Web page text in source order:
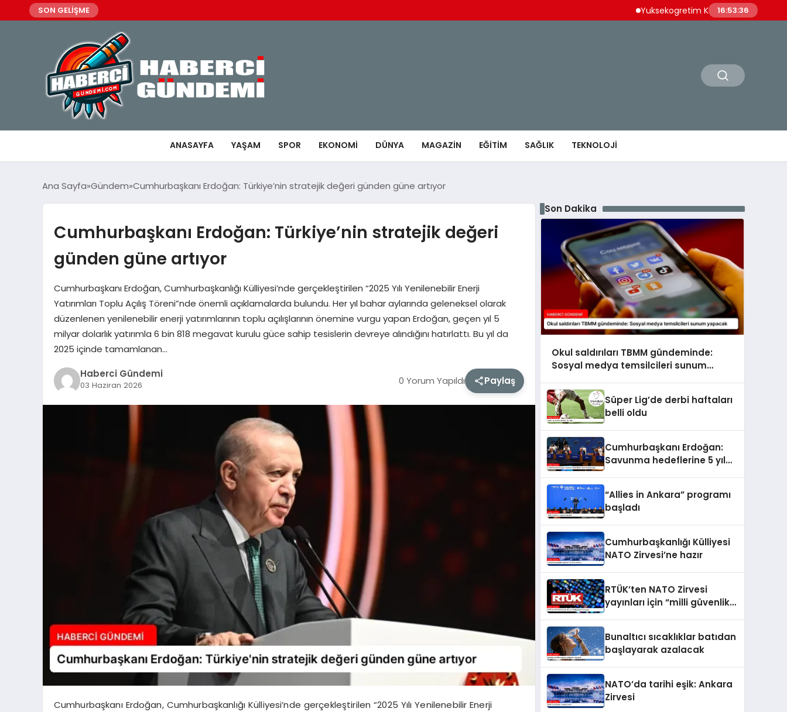
SON GELİŞME Yuksekogretim Kurulundan Dijital
16:53:37
ANASAYFA YAŞAM SPOR EKONOMI DÜNYA MAGAZIN EĞITIM SAĞLIK TEKNOLOJI
Ana Sayfa Gündem Cumhurbaşkanı Erdoğan: Türkiye’nin stratejik değeri günden güne artıyor
Cumhurbaşkanı Erdoğan: Türkiye’nin stratejik değeri
günden güne artıyor
Cumhurbaşkanı Erdoğan, Cumhurbaşkanlığı Külliyesi’nde gerçekleştirilen “2025 Yılı Yenilenebilir Enerji
Yatırımları Toplu Açılış Töreni”nde önemli açıklamalarda bulundu. Her yıl bahar aylarında geleneksel olarak
düzenlenen yenilenebilir enerji yatırımlarının toplu açılışlarının önemine vurgu yapan Erdoğan, geçen yıl 5
milyar dolarlık yatırımla 6 bin 818 megavat kurulu güce sahip tesislerin devreye alındığını hatırlattı. Bu yıl da
2025 içinde tamamlanan…
Haberci Gündemi
03 Haziran 2026 0 Yorum Yapıldı Paylaş
Cumhurbaşkanı Erdoğan, Cumhurbaşkanlığı Külliyesi’nde gerçekleştirilen “2025 Yılı Yenilenebilir Enerji
Son Dakika
Okul saldırıları TBMM gündeminde:
Sosyal medya temsilcileri sunum
Süper Lig’de derbi haftaları
belli oldu
Cumhurbaşkanı Erdoğan:
Savunma hedeflerine 5 yıl
“Allies in Ankara” programı
başladı
Cumhurbaşkanlığı Külliyesi
NATO Zirvesi’ne hazır
RTÜK’ten NATO Zirvesi
yayınları için “milli güvenlik”
Bunaltıcı sıcaklıklar batıdan
başlayarak azalacak
NATO’da tarihi eşik: Ankara
Zirvesi